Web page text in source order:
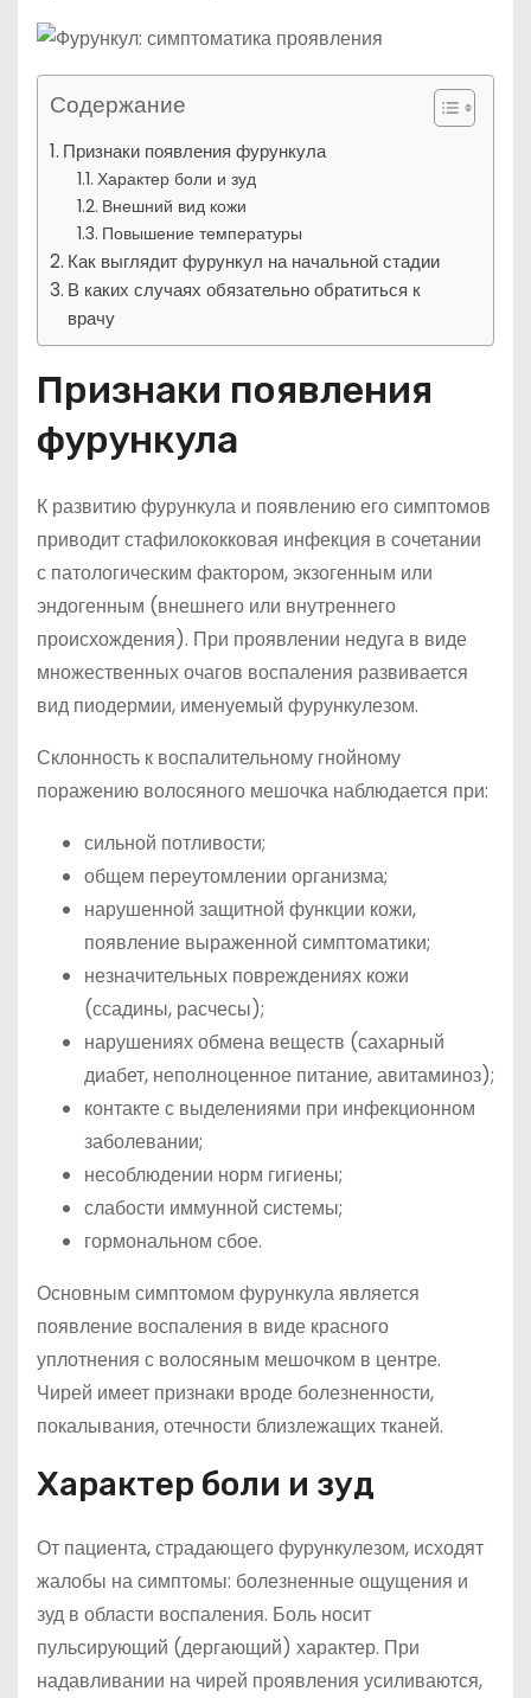
Содержание
Признаки появления фурункула
Характер боли и зуд
Внешний вид кожи
Повышение температуры
Как выглядит фурункул на начальной стадии
В каких случаях обязательно обратиться к
врачу
Признаки появления
фурункула
К развитию фурункула и появлению его симптомов
приводит стафилококковая инфекция в сочетании
с патологическим фактором, экзогенным или
эндогенным (внешнего или внутреннего
происхождения). При проявлении недуга в виде
множественных очагов воспаления развивается
вид пиодермии, именуемый фурункулезом.
Склонность к воспалительному гнойному
поражению волосяного мешочка наблюдается при:
сильной потливости;
общем переутомлении организма;
нарушенной защитной функции кожи,
появление выраженной симптоматики;
незначительных повреждениях кожи
(ссадины, расчесы);
нарушениях обмена веществ (сахарный
диабет, неполноценное питание, авитаминоз);
контакте с выделениями при инфекционном
заболевании;
несоблюдении норм гигиены;
слабости иммунной системы;
гормональном сбое.
Основным симптомом фурункула является
появление воспаления в виде красного
уплотнения с волосяным мешочком в центре.
Чирей имеет признаки вроде болезненности,
покалывания, отечности близлежащих тканей.
Характер боли и зуд
От пациента, страдающего фурункулезом, исходят
жалобы на симптомы: болезненные ощущения и
зуд в области воспаления. Боль носит
пульсирующий (дергающий) характер. При
надавливании на чирей проявления усиливаются,